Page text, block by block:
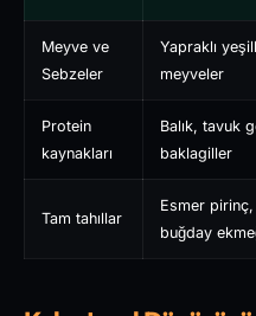
Meyve ve
Sebzeler
Yapraklı
meyveler
Protein
kaynakları
Balık, tavuk
baklagiller
Tam tahıllar
Esmer
buğday